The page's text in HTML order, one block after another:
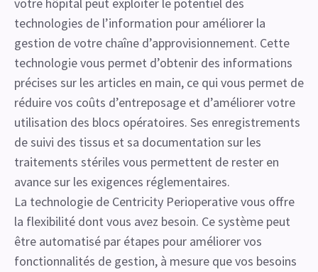
technologies de l’information pour améliorer la
gestion de votre chaîne d’approvisionnement. Cette
technologie vous permet d’obtenir des informations
précises sur les articles en main, ce qui vous permet de
réduire vos coûts d’entreposage et d’améliorer votre
utilisation des blocs opératoires. Ses enregistrements
de suivi des tissus et sa documentation sur les
traitements stériles vous permettent de rester en
avance sur les exigences réglementaires.
La technologie de Centricity Perioperative vous offre
la flexibilité dont vous avez besoin. Ce système peut
être automatisé par étapes pour améliorer vos
fonctionnalités de gestion, à mesure que vos besoins